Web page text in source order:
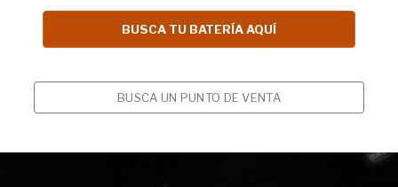
BUSCA UN PUNTO DE VENTA